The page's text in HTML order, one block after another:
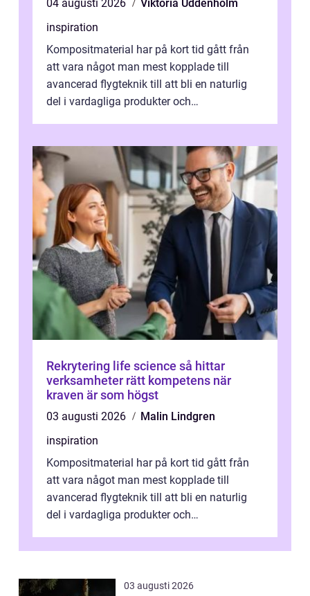
04 augusti 2026
Viktoria Uddenholm
inspiration
Kompositmaterial har på kort tid gått från
att vara något man mest kopplade till
avancerad flygteknik till att bli en naturlig
del i vardagliga produkter och
Rekrytering life science så hittar
verksamheter rätt kompetens när
kraven är som högst
03 augusti 2026
Malin Lindgren
inspiration
Kompositmaterial har på kort tid gått från
att vara något man mest kopplade till
avancerad flygteknik till att bli en naturlig
del i vardagliga produkter och
03 augusti 2026